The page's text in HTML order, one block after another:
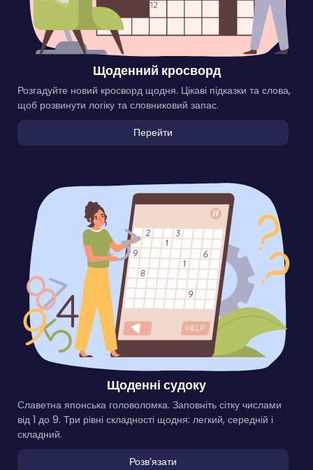
Щоденний кросворд
Розгадуйте новий кросворд щодня. Цікаві підказки та слова,
щоб розвинути логіку та словниковий запас.
Перейти
Щоденні судоку
Славетна японська головоломка. Заповніть сітку числами
від 1 до 9. Три рівні складності щодня: легкий, середній і
складний.
Розвʼязати